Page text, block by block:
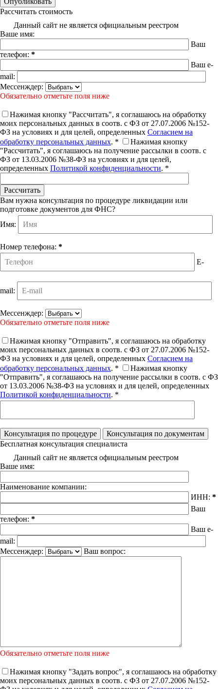
Рассчитать стоимость
Данный сайт не является официальным реестром
Ваше имя:
Ваш
телефон: *
Ваш e-
mail:
Мессенждер:
Обязательно отметьте поля ниже
Нажимая кнопку "Рассчитать", я соглашаюсь на обработку
моих персональных данных в соотв. с ФЗ от 27.07.2006 №152-
ФЗ на условиях и для целей, определенных Согласием на
обработку персональных данных. *
Нажимая кнопку
"Рассчитать", я соглашаюсь на получение рассылки в соотв. с
ФЗ от 13.03.2006 №38-ФЗ на условиях и для целей,
определенных Политикой конфиденциальности. *
Вам нужна консультация по процедуре ликвидации или
подготовке документов для ФНС?
Имя:
Номер телефона: *
E-
mail:
Мессенждер:
Обязательно отметьте поля ниже
Нажимая кнопку "Отправить", я соглашаюсь на обработку
моих персональных данных в соотв. с ФЗ от 27.07.2006 №152-
ФЗ на условиях и для целей, определенных Согласием на
обработку персональных данных. *
Нажимая кнопку
"Отправить", я соглашаюсь на получение рассылки в соотв. с ФЗ
от 13.03.2006 №38-ФЗ на условиях и для целей, определенных
Политикой конфиденциальности. *
Бесплатная консультация специалиста
Данный сайт не является официальным реестром
Ваше имя:
Наименование компании:
ИНН: *
Ваш
телефон: *
Ваш e-
mail:
Мессенждер:
Ваш вопрос:
Обязательно отметьте поля ниже
Нажимая кнопку "Задать вопрос", я соглашаюсь на обработку
моих персональных данных в соотв. с ФЗ от 27.07.2006 №152-